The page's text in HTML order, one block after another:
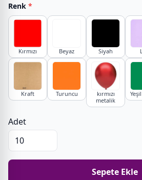
Renk *
Kırmızı Beyaz Siyah
Kraft Turuncu
kırmızı
metalik
Adet
Sepete Ekle